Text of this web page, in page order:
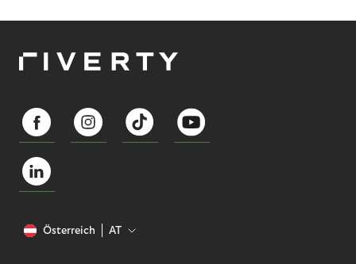
Österreich AT